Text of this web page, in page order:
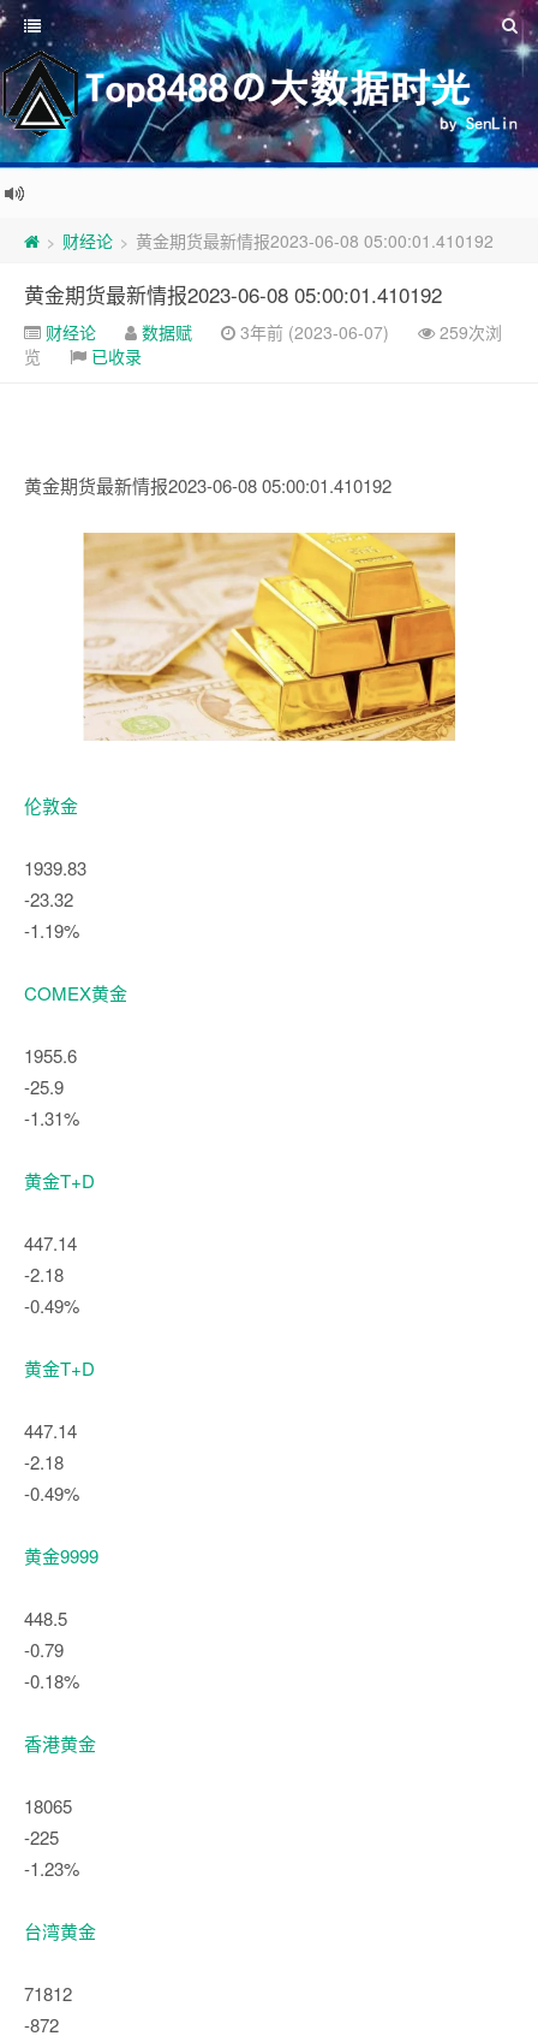
> 财经论 > 黄金期货最新情报2023-06-08 05:00:01.410192
黄金期货最新情报2023-06-08 05:00:01.410192
财经论 数据赋 3年前 (2023-06-07)
259次浏
览
已收录
黄金期货最新情报2023-06-08 05:00:01.410192
伦敦金
1939.83
-23.32
-1.19%
COMEX黄金
1955.6
-25.9
-1.31%
黄金T+D
447.14
-2.18
-0.49%
黄金T+D
447.14
-2.18
-0.49%
黄金9999
448.5
-0.79
-0.18%
香港黄金
18065
-225
-1.23%
台湾黄金
71812
-872